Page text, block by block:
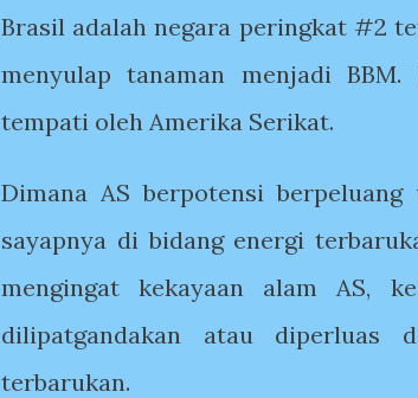
Brasil adalah negara peringkat #2
menyulap tanaman menjadi
tempati oleh Amerika Serikat.
Dimana AS berpotensi
sayapnya di bidang energi
mengingat kekayaan alam AS,
dilipatgandakan atau diperluas
terbarukan.